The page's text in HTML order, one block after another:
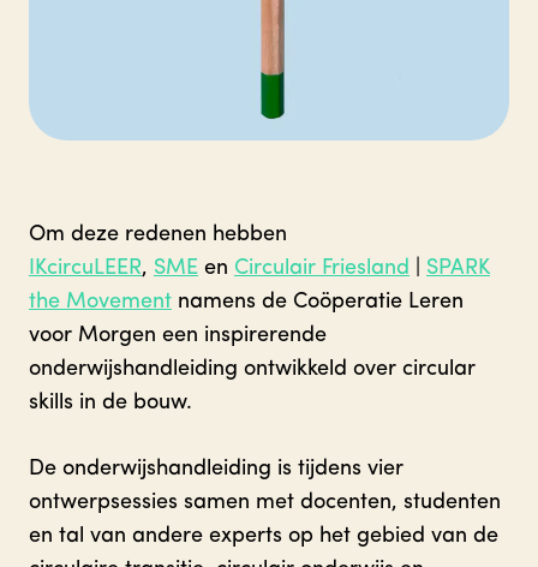
Om deze redenen hebben
IKcircuLEER, SME en Circulair Friesland
SPARK
the Movement namens de Coöperatie Leren
voor Morgen een inspirerende
onderwijshandleiding ontwikkeld over circular
skills in de bouw.
De onderwijshandleiding is tijdens vier
ontwerpsessies samen met docenten, studenten
en tal van andere experts op het gebied van de